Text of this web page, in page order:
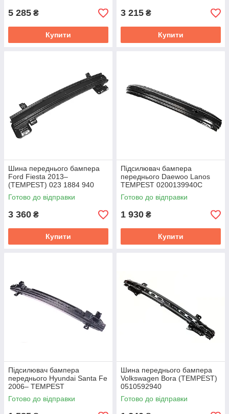
5 285 ₴
Купити
3 215 ₴
Купити
Шина переднього бампера
Ford Fiesta 2013–
(TEMPEST) 023 1884 940
Готово до відправки
3 360 ₴
Купити
Підсилювач бампера
переднього Daewoo Lanos
TEMPEST 0200139940C
Готово до відправки
1 930 ₴
Купити
Підсилювач бампера
переднього Hyundai Santa Fe
2006– TEMPEST
0270254940C
Готово до відправки
Шина переднього бампера
Volkswagen Bora (TEMPEST)
0510592940
Готово до відправки